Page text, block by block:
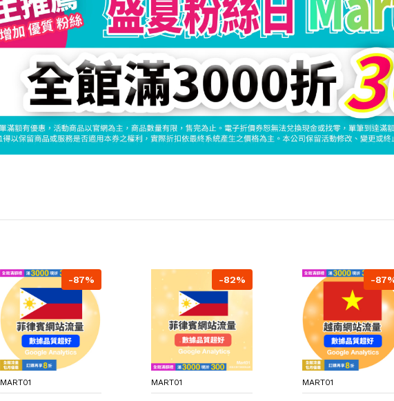
-87%
MART01
-82%
MART01
-
MART01